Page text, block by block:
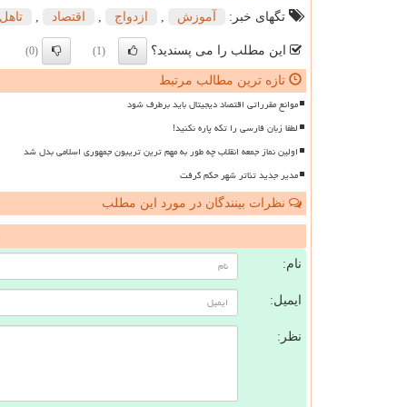
تگهای خبر: آموزش ازدواج اقتصاد تاهل
این مطلب را می پسندید؟ (1)
(0)
تازه ترین مطالب مرتبط
موانع مقرراتی اقتصاد دیجیتال باید برطرف شود
لطفا زبان فارسی را تکه پاره نکنید!
اولین نماز جمعه انقلاب چه طور به مهم ترین تریبون جمهوری اسلامی بدل شد
مدیر جدید تئاتر شهر حکم گرفت
نظرات بینندگان در مورد این مطلب
نام:
ایمیل:
نظر: